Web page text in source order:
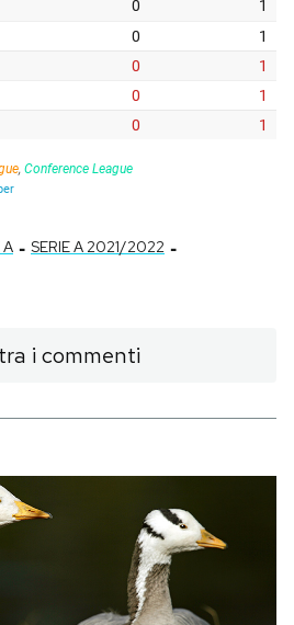
A - SERIE A 2021/2022 -
i commenti